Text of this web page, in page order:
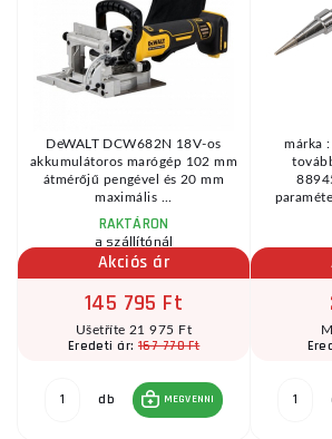
DeWALT DCW682N 18V-os
akkumulátoros marógép 102 mm
átmérőjű pengével és 20 mm
maximális ...
RAKTÁRON
a szállítónál
Akciós ár
145 795 Ft
Ušetříte 21 975 Ft
Eredeti ár: 167 770 Ft
db MEGVENNI
márka